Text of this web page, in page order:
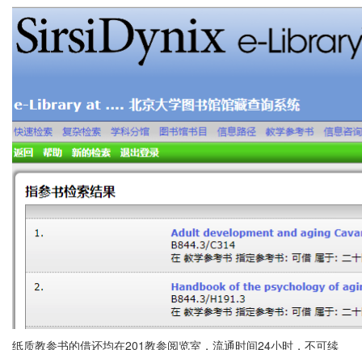
纸质教参书的借还均在201教参阅览室，流通时间24小时，不可续